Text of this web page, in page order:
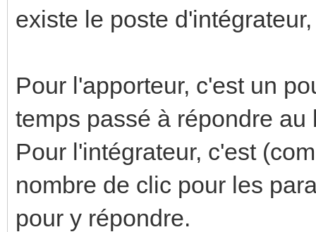
existe le poste
Pour l'apporteur, c'est un
temps passé à répondre
Pour l'intégrateur, c'est
nombre de clic pour les
pour y répondre.